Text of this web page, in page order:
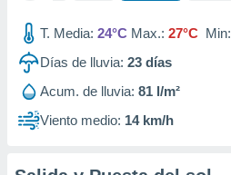
1199T. Media: 24°C Max.: 27°C Min:
Días de lluvia: 23 días
Acum. de lluvia: 81 l/m²
Viento medio: 14 km/h